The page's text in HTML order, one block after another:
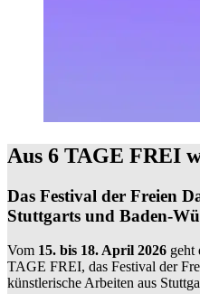
Aus 6 TAGE FREI
Das Festival der Freien
Stuttgarts und Baden-
Vom 15. bis 18. April 2026 geht
TAGE FREI, das Festival der
künstlerische Arbeiten aus